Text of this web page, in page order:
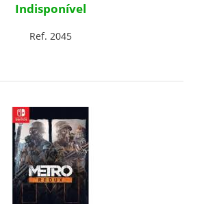
Indisponível
Ref. 2045